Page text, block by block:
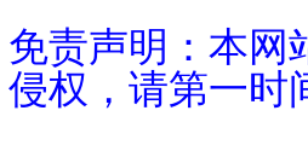
免责声明：本网
侵权，请第一时